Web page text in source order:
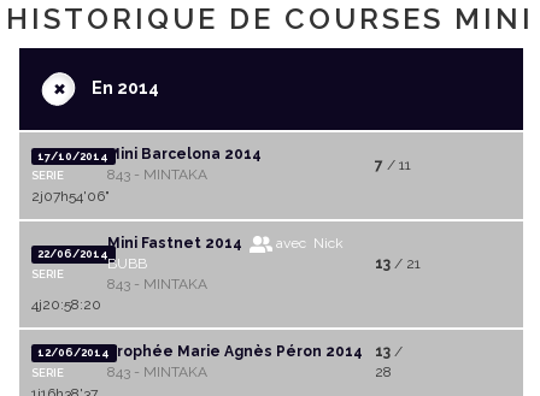
HISTORIQUE DE COURSES MINI
+En 2014
17/10/2014
SERIE
Mini Barcelona 2014
843 - MINTAKA
7 / 11
2j07h54'06"
22/06/2014
SERIE
Mini Fastnet 2014
avec Nick
BUBB
843 - MINTAKA
13/ 21
4j20:58:20
12/06/2014
SERIE
Trophée Marie Agnès Péron 2014
843 - MINTAKA
13/
28